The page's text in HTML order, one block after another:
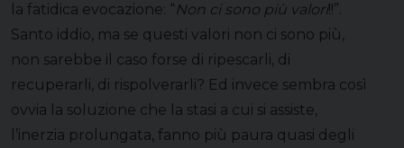
la fatidica evocazione: “Non ci sono più valori!!”.
Santo iddio, ma se questi valori non ci sono più,
non sarebbe il caso forse di ripescarli, di
recuperarli, di rispolverarli? Ed invece sembra così
ovvia la soluzione che la stasi a cui si assiste,
l’inerzia prolungata, fanno più paura quasi degli